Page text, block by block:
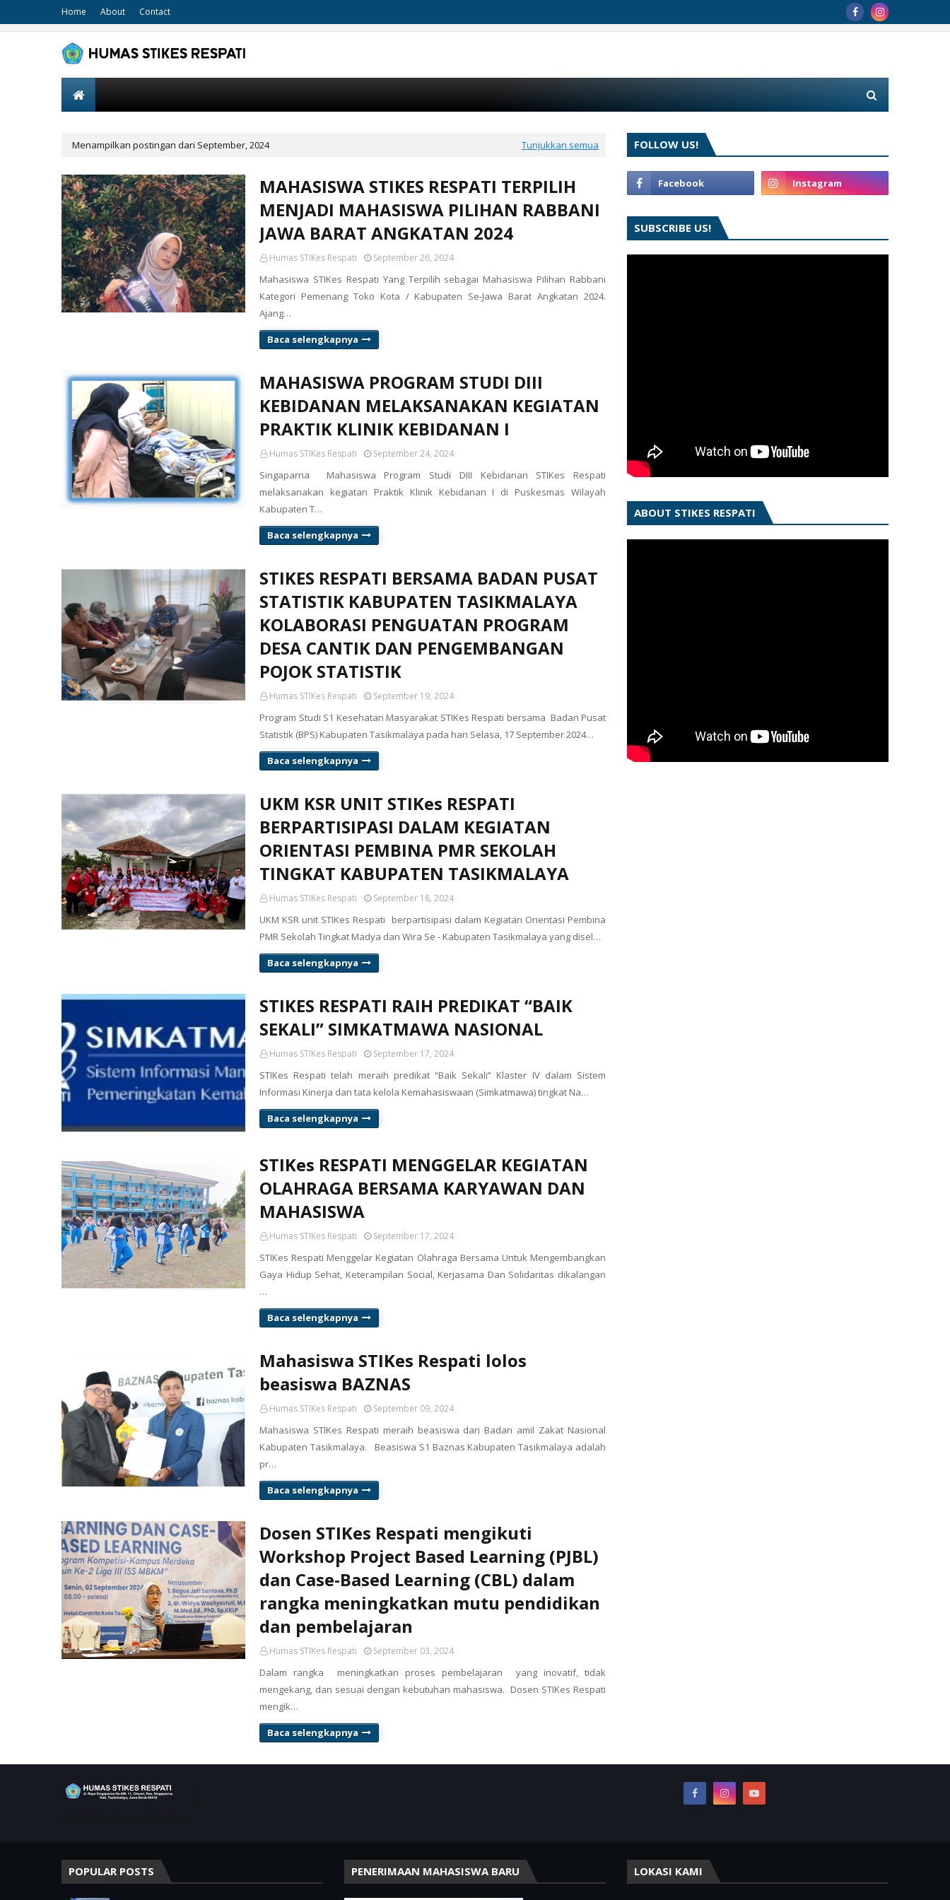
Home About Contact
Menampilkan postingan dari September, 2024 Tunjukkan semua
MAHASISWA STIKES RESPATI TERPILIH
MENJADI MAHASISWA PILIHAN RABBANI
JAWA BARAT ANGKATAN 2024
Humas STIKes Respati September 26, 2024
Mahasiswa STIKes Respati Yang Terpilih sebagai Mahasiswa Pilihan Rabbani
Kategori Pemenang Toko Kota / Kabupaten Se-Jawa Barat Angkatan 2024.
Ajang…
Baca selengkapnya
MAHASISWA PROGRAM STUDI DIII
KEBIDANAN MELAKSANAKAN KEGIATAN
PRAKTIK KLINIK KEBIDANAN I
Humas STIKes Respati September 24, 2024
Singaparna Mahasiswa Program Studi DIII Kebidanan STIKes Respati
melaksanakan kegiatan Praktik Klinik Kebidanan I di Puskesmas Wilayah
Kabupaten T…
Baca selengkapnya
STIKES RESPATI BERSAMA BADAN PUSAT
STATISTIK KABUPATEN TASIKMALAYA
KOLABORASI PENGUATAN PROGRAM
DESA CANTIK DAN PENGEMBANGAN
POJOK STATISTIK
Humas STIKes Respati September 19, 2024
Program Studi S1 Kesehatan Masyarakat STIKes Respati bersama Badan Pusat
Statistik (BPS) Kabupaten Tasikmalaya pada hari Selasa, 17 September 2024…
Baca selengkapnya
UKM KSR UNIT STIKes RESPATI
BERPARTISIPASI DALAM KEGIATAN
ORIENTASI PEMBINA PMR SEKOLAH
TINGKAT KABUPATEN TASIKMALAYA
Humas STIKes Respati September 18, 2024
UKM KSR unit STIKes Respati berpartisipasi dalam Kegiatan Orientasi Pembina
PMR Sekolah Tingkat Madya dan Wira Se - Kabupaten Tasikmalaya yang disel…
Baca selengkapnya
STIKES RESPATI RAIH PREDIKAT “BAIK
SEKALI” SIMKATMAWA NASIONAL
Humas STIKes Respati September 17, 2024
STIKes Respati telah meraih predikat “Baik Sekali” Klaster IV dalam Sistem
Informasi Kinerja dan tata kelola Kemahasiswaan (Simkatmawa) tingkat Na…
Baca selengkapnya
STIKes RESPATI MENGGELAR KEGIATAN
OLAHRAGA BERSAMA KARYAWAN DAN
MAHASISWA
Humas STIKes Respati September 17, 2024
STIKes Respati Menggelar Kegiatan Olahraga Bersama Untuk Mengembangkan
Gaya Hidup Sehat, Keterampilan Social, Kerjasama Dan Solidaritas dikalangan
…
Baca selengkapnya
Mahasiswa STIKes Respati lolos
beasiswa BAZNAS
Humas STIKes Respati September 09, 2024
Mahasiswa STIKes Respati meraih beasiswa dari Badan amil Zakat Nasional
Kabupaten Tasikmalaya. Beasiswa S1 Baznas Kabupaten Tasikmalaya adalah
pr…
Baca selengkapnya
Dosen STIKes Respati mengikuti
Workshop Project Based Learning (PJBL)
dan Case-Based Learning (CBL) dalam
rangka meningkatkan mutu pendidikan
dan pembelajaran
Humas STIKes Respati September 03, 2024
Dalam rangka meningkatkan proses pembelajaran yang inovatif, tidak
mengekang, dan sesuai dengan kebutuhan mahasiswa. Dosen STIKes Respati
mengik…
Baca selengkapnya
FOLLOW US!
SUBSCRIBE US!
ABOUT STIKES RESPATI
POPULAR POSTS PENERIMAAN MAHASISWA BARU LOKASI KAMI